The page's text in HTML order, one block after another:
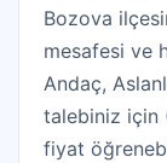
Bozova
mesafesi ve
Andaç,
talebiniz için
fiyat